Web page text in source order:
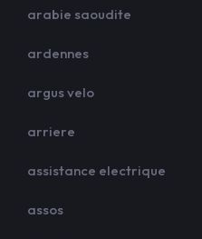
arabie saoudite
ardennes
argus velo
arriere
assistance electrique
assos